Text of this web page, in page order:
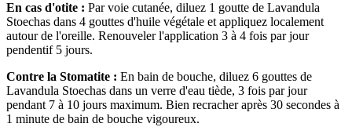
En cas d'otite : Par voie cutanée, diluez 1 goutte de Lavandula
Stoechas dans 4 gouttes d'huile végétale et appliquez localement
autour de l'oreille. Renouveler l'application 3 à 4 fois par jour
pendentif 5 jours.
Contre la Stomatite : En bain de bouche, diluez 6 gouttes de
Lavandula Stoechas dans un verre d'eau tiède, 3 fois par jour
pendant 7 à 10 jours maximum. Bien recracher après 30 secondes à
1 minute de bain de bouche vigoureux.